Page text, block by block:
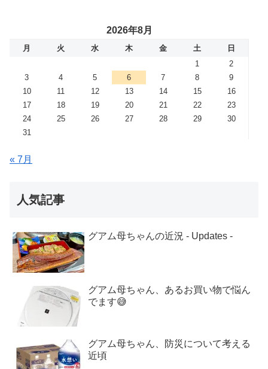
2026年8月
月 火 水 木 金 土
日
1
2
3
4 5 6 7 8
9
10
11 12 13 14 15
16
17
18 19 20 21 22
23
24
25 26 27 28 29
30
31
« 7月
人気記事
グアム母ちゃんの近況 - Updates -
グアム母ちゃん、あるお買い物で悩ん
でます😅
グアム母ちゃん、防災について考える
近頃